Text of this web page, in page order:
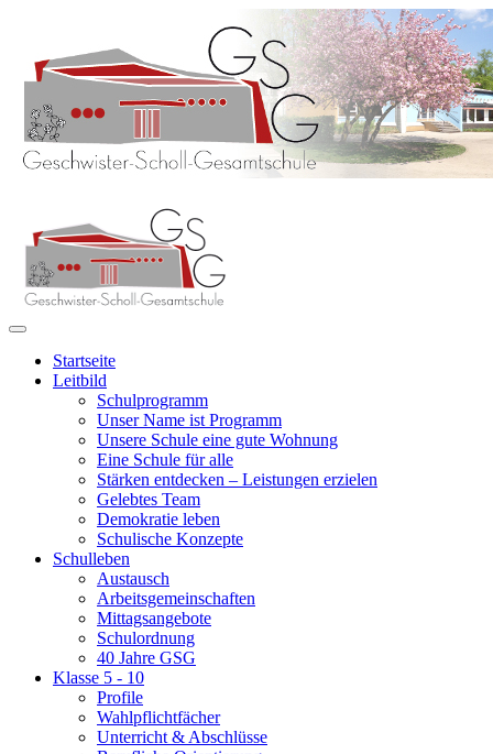
Startseite
Leitbild
Schulprogramm
Unser Name ist Programm
Unsere Schule eine gute Wohnung
Eine Schule für alle
Stärken entdecken – Leistungen erzielen
Gelebtes Team
Demokratie leben
Schulische Konzepte
Schulleben
Austausch
Arbeitsgemeinschaften
Mittagsangebote
Schulordnung
40 Jahre GSG
Klasse 5 - 10
Profile
Wahlpflichtfächer
Unterricht & Abschlüsse